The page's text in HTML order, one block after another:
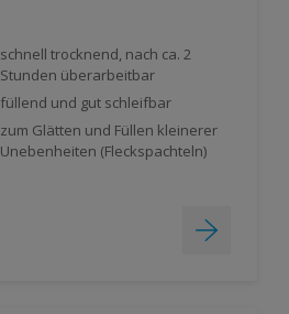
schnell trocknend, nach ca. 2
Stunden überarbeitbar
füllend und gut schleifbar
zum Glätten und Füllen kleinerer
Unebenheiten (Fleckspachteln)